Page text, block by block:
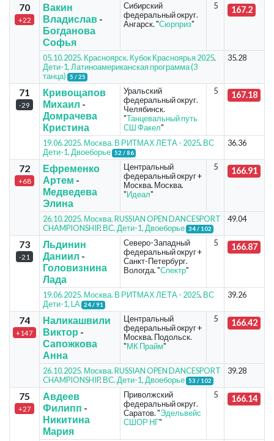
70
+22
Вакин
Владислав-
Богданова
Софья
Сибирский
федеральный округ.
Ангарск. "Сюрприз"
5 167.2
05.10.2025. Красноярск. Кубок Красноярья 2025.
Дети-1, Латиноамериканская программа (3
танца)
5 / 25
35.28
71
-29
Кривощапов
Михаил -
Домрачева
Кристина
Уральский
федеральный округ.
Челябинск.
"Танцевальный путь
СШ Факел"
5 167.18
19.06.2025. Москва. В РИТМАХ ЛЕТА - 2025. ВС
Дети-1, Двоеборье 52 / 86
36.36
72
+68
Ефременко
Артем -
Медведева
Элина
Центральный
федеральный округ +
Москва. Москва.
"Идеал"
5 166.91
26.10.2025. Москва. RUSSIAN OPEN DANCESPORT
CHAMPIONSHIP. ВС. Дети-1, Двоеборье 34 / 102
49.04
73
-21
Льдинин
Даниил -
Головизнина
Лада
Северо-Западный
федеральный округ +
Санкт-Петербург.
Вологда. "Спектр"
5 166.87
19.06.2025. Москва. В РИТМАХ ЛЕТА - 2025. ВС
Дети-1, LA 24 / 91
39.26
74
+147
Наликашвили
Виктор -
Сапожкова
Анна
Центральный
федеральный округ +
Москва. Подольск.
"МК Прайм"
5 166.42
26.10.2025. Москва. RUSSIAN OPEN DANCESPORT
CHAMPIONSHIP. ВС. Дети-1, Двоеборье 53 / 102
39.28
75
+27
Авдеев
Филипп -
Никитина
Мария
Приволжский
федеральный округ.
Саратов. "Эдельвейс
СШОР НГ"
5 166.14